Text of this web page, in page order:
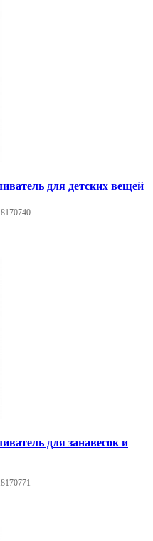
для детских вещей
для занавесок и